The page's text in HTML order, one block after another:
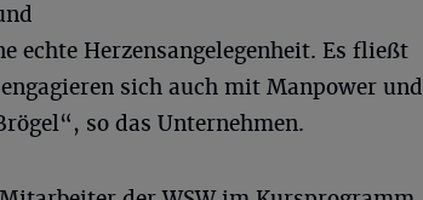
echte Herzensangelegenheit. Es fließt
sich auch mit Manpower und
so das Unternehmen.